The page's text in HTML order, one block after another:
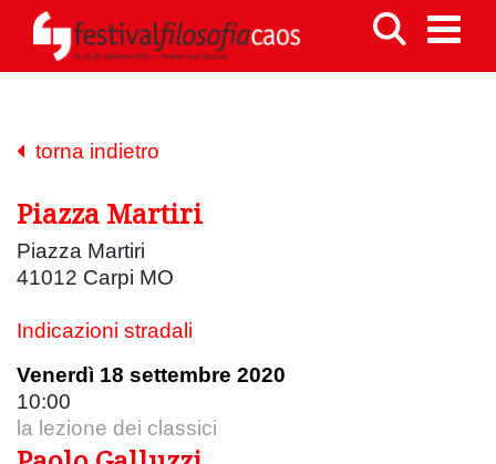
torna indietro
Piazza Martiri
Piazza Martiri
41012 Carpi MO
Indicazioni stradali
Venerdì 18 settembre 2020
10:00
la lezione dei classici